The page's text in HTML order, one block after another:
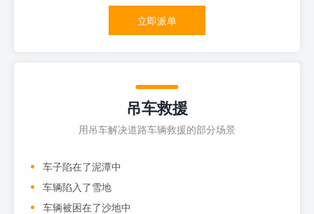
立即派单
吊车救援
用吊车解决道路车辆救援的部分场景
车子陷在了泥潭中
车辆陷入了雪地
车辆被困在了沙地中